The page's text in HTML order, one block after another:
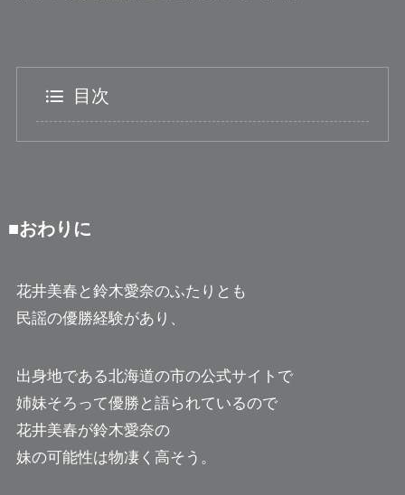
目次
■おわりに
花井美春と鈴木愛奈のふたりとも
民謡の優勝経験があり、
出身地である北海道の市の公式サイトで
姉妹そろって優勝と語られているので
花井美春が鈴木愛奈の
妹の可能性は物凄く高そう。